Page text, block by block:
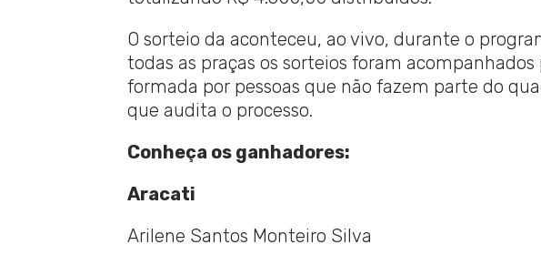
O sorteio da aconteceu, ao vivo, durante o
todas as praças os sorteios foram
formada por pessoas que não fazem parte do
que audita o processo.
Conheça os ganhadores:
Aracati
Arilene Santos Monteiro Silva